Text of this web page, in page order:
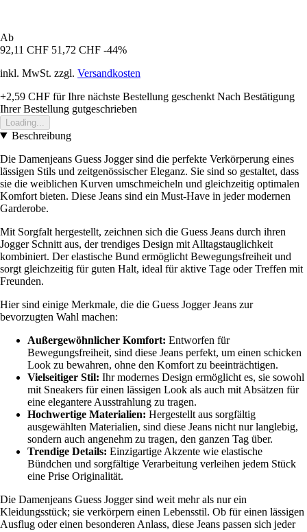
Ab
92,11 CHF 51,72 CHF -44%
inkl. MwSt. zzgl. Versandkosten
+2,59 CHF für Ihre nächste Bestellung geschenkt Nach Bestätigung
Ihrer Bestellung gutgeschrieben
Loading...
Beschreibung
Die Damenjeans Guess Jogger sind die perfekte Verkörperung eines
lässigen Stils und zeitgenössischer Eleganz. Sie sind so gestaltet, dass
sie die weiblichen Kurven umschmeicheln und gleichzeitig optimalen
Komfort bieten. Diese Jeans sind ein Must-Have in jeder modernen
Garderobe.
Mit Sorgfalt hergestellt, zeichnen sich die Guess Jeans durch ihren
Jogger Schnitt aus, der trendiges Design mit Alltagstauglichkeit
kombiniert. Der elastische Bund ermöglicht Bewegungsfreiheit und
sorgt gleichzeitig für guten Halt, ideal für aktive Tage oder Treffen mit
Freunden.
Hier sind einige Merkmale, die die Guess Jogger Jeans zur
bevorzugten Wahl machen:
Außergewöhnlicher Komfort: Entworfen für
Bewegungsfreiheit, sind diese Jeans perfekt, um einen schicken
Look zu bewahren, ohne den Komfort zu beeinträchtigen.
Vielseitiger Stil: Ihr modernes Design ermöglicht es, sie sowohl
mit Sneakers für einen lässigen Look als auch mit Absätzen für
eine elegantere Ausstrahlung zu tragen.
Hochwertige Materialien: Hergestellt aus sorgfältig
ausgewählten Materialien, sind diese Jeans nicht nur langlebig,
sondern auch angenehm zu tragen, den ganzen Tag über.
Trendige Details: Einzigartige Akzente wie elastische
Bündchen und sorgfältige Verarbeitung verleihen jedem Stück
eine Prise Originalität.
Die Damenjeans Guess Jogger sind weit mehr als nur ein
Kleidungsstück; sie verkörpern einen Lebensstil. Ob für einen lässigen
Ausflug oder einen besonderen Anlass, diese Jeans passen sich jeder